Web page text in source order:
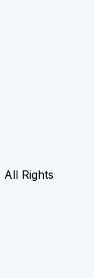
Rights